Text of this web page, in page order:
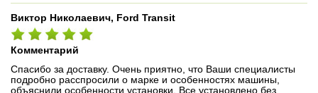
Виктор Николаевич, Ford Transit
Комментарий
Спасибо за доставку. Очень приятно, что Ваши специалисты
подробно расспросили о марке и особенностях машины,
объяснили особенности установки. Все установлено без